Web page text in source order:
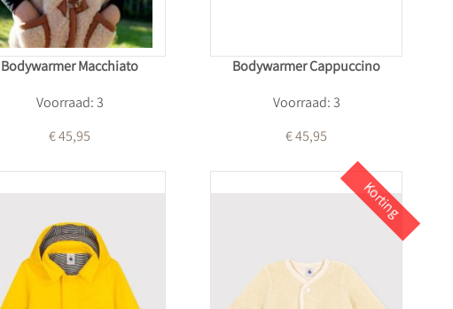
Bodywarmer Macchiato
Voorraad: 3
€ 45,95
Bodywarmer Cappuccino
Voorraad: 3
€ 45,95
Korting